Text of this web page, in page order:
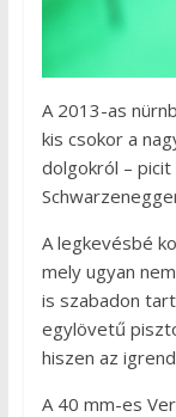
A 2013-as
kis csokor a
dolgokról –
A legkevésbé
mely ugyan
is szabadon
egylövetű
hiszen az
A 40 mm-es